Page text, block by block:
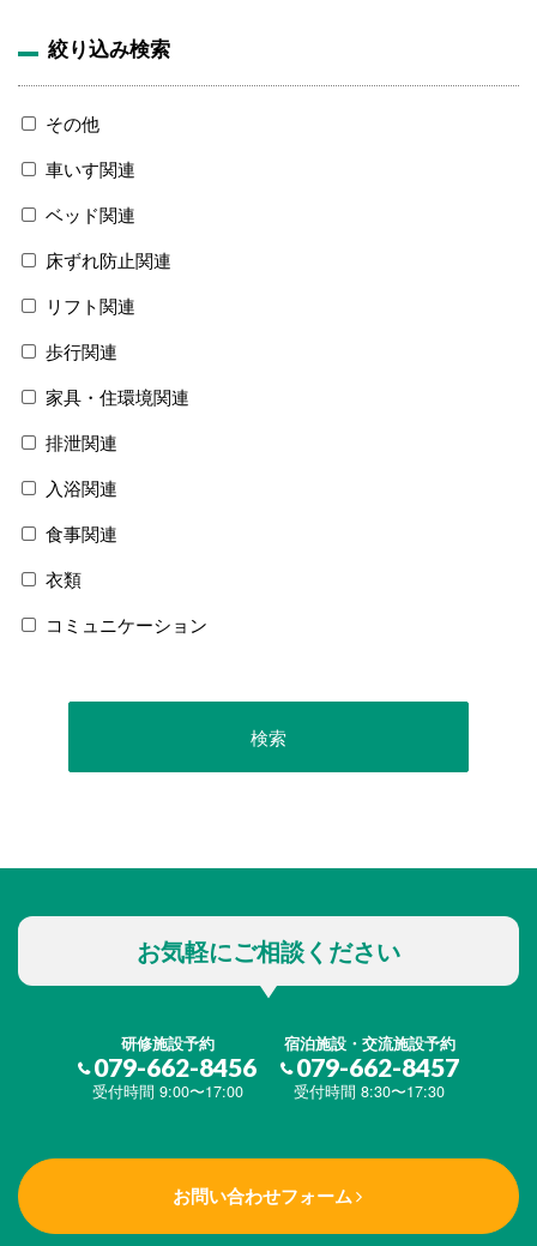
絞り込み検索
その他
車いす関連
ベッド関連
床ずれ防止関連
リフト関連
歩行関連
家具・住環境関連
排泄関連
入浴関連
食事関連
衣類
コミュニケーション
お気軽にご相談ください
研修施設予約
079-662-8456
受付時間 9:00〜17:00
宿泊施設・交流施設予約
079-662-8457
受付時間 8:30〜17:30
お問い合わせフォーム